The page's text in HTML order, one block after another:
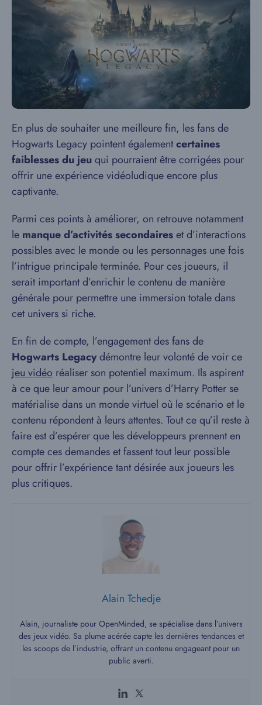
En plus de souhaiter une meilleure fin, les fans de
Hogwarts Legacy pointent égalementcertaines
faiblesses du jeuqui pourraient être corrigées pour
offrir une expérience vidéoludique encore plus
captivante.
Parmi ces points à améliorer, on retrouve notamment
le manque d’activités secondaireset d’interactions
possibles avec le monde ou les personnages une fois
l’intrigue principale terminée. Pour ces joueurs, il
serait important d’enrichir le contenu de manière
générale pour permettre une immersion totale dans
cet univers si riche.
En fin de compte, l’engagement des fans de
Hogwarts Legacydémontre leur volonté de voir ce
jeu vidéo réaliser son potentiel maximum. Ils aspirent
à ce que leur amour pour l’univers d’Harry Potter se
matérialise dans un monde virtuel où le scénario et le
contenu répondent à leurs attentes. Tout ce qu’il reste à
faire est d’espérer que les développeurs prennent en
compte ces demandes et fassent tout leur possible
pour offrir l’expérience tant désirée aux joueurs les
plus critiques.
Alain Tchedje
Alain, journaliste pour OpenMinded, se spécialise dans l’univers
des jeux vidéo. Sa plume acérée capte les dernières tendances et
les scoops de l’industrie, offrant un contenu engageant pour un
public averti.